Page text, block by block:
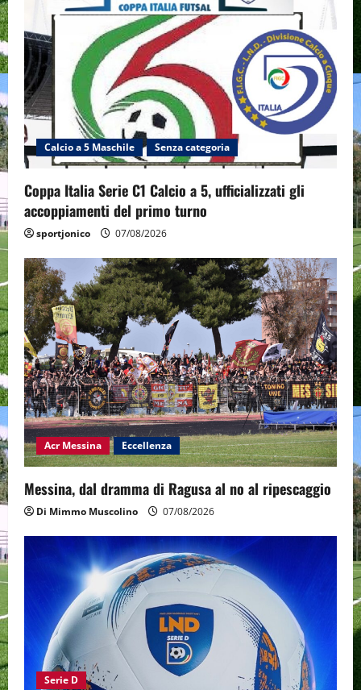
Calcio a 5 Maschile Senza categoria
Coppa Italia Serie C1 Calcio a 5, ufficializzati gli
accoppiamenti del primo turno
sportjonico 07/08/2026
Acr Messina Eccellenza
Messina, dal dramma di Ragusa al no al ripescaggio
Di Mimmo Muscolino 07/08/2026
Serie D